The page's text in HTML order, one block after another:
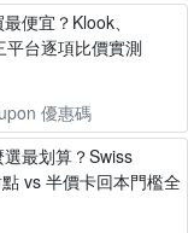
便宜？Klook、
平台逐項比價實測
優惠碼
最划算？Swiss
vs 半價卡回本門檻全